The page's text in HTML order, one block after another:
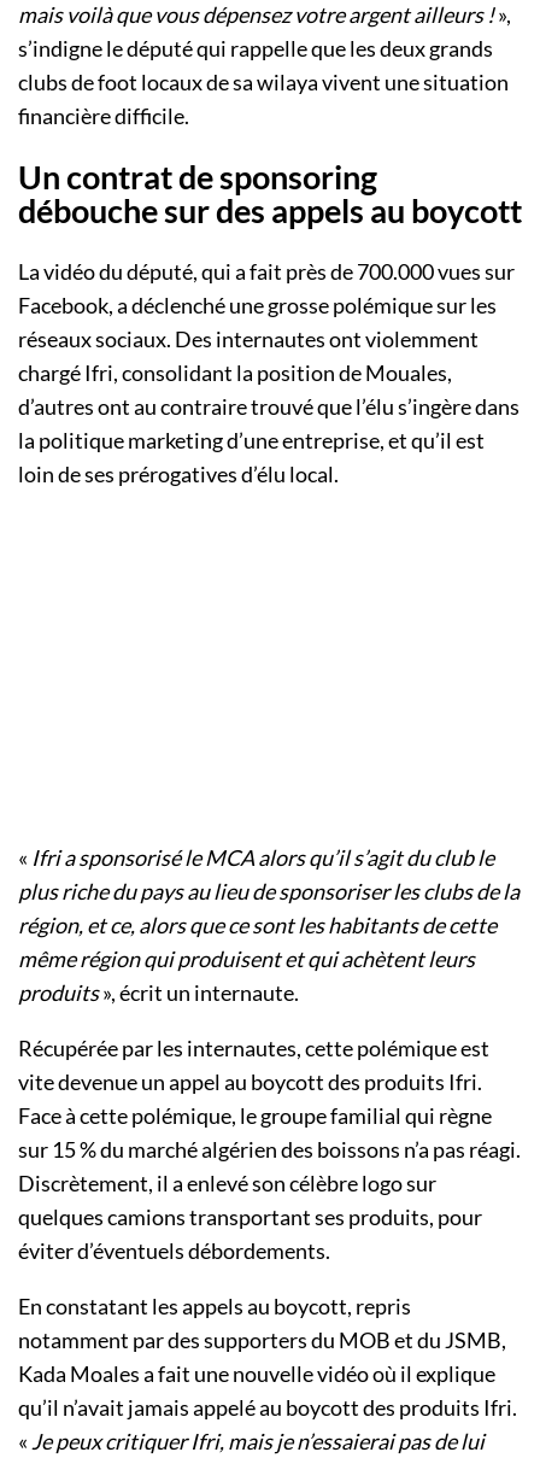
mais voilà que vous dépensez votre argent ailleurs !»,
s’indigne le député qui rappelle que les deux grands
clubs de foot locaux de sa wilaya vivent une situation
financière difficile.
Un contrat de sponsoring
débouche sur des appels au boycott
La vidéo du député, qui a fait près de 700.000 vues sur
Facebook, a déclenché une grosse polémique sur les
réseaux sociaux. Des internautes ont violemment
chargé Ifri, consolidant la position de Mouales,
d’autres ont au contraire trouvé que l’élu s’ingère dans
la politique marketing d’une entreprise, et qu’il est
loin de ses prérogatives d’élu local.
« Ifri a sponsorisé le MCA alors qu’il s’agit du club le
plus riche du pays au lieu de sponsoriser les clubs de la
région, et ce, alors que ce sont les habitants de cette
même région qui produisent et qui achètent leurs
produits», écrit un internaute.
Récupérée par les internautes, cette polémique est
vite devenue un appel au boycott des produits Ifri.
Face à cette polémique, le groupe familial qui règne
sur 15 % du marché algérien des boissons n’a pas réagi.
Discrètement, il a enlevé son célèbre logo sur
quelques camions transportant ses produits, pour
éviter d’éventuels débordements.
En constatant les appels au boycott, repris
notamment par des supporters du MOB et du JSMB,
Kada Moales a fait une nouvelle vidéo où il explique
qu’il n’avait jamais appelé au boycott des produits Ifri.
« Je peux critiquer Ifri, mais je n’essaierai pas de lui